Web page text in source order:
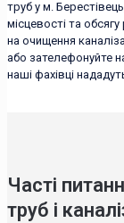
труб у м.
місцевості та
на очищення
або зателефонуйте
наші фахівці
Часті
труб і